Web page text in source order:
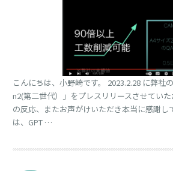
こんにちは、小野崎です。 2023.2.28 に弊社
n2(第二世代）」をプレスリリースさせてい
の反応、またお声がけいただき本当に感謝し
は、GPT …